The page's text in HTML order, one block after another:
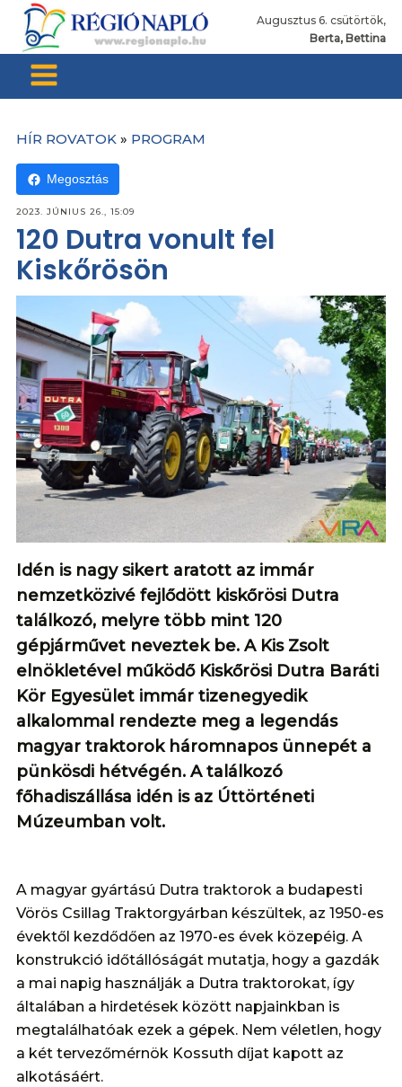
Augusztus 6. csütörtök,
Berta, Bettina
HÍR ROVATOK » PROGRAM
Megosztás
2023. JÚNIUS 26., 15:09
120 Dutra vonult fel
Kiskőrösön
Idén is nagy sikert aratott az immár
nemzetközivé fejlődött kiskőrösi Dutra
találkozó, melyre több mint 120
gépjárművet neveztek be. A Kis Zsolt
elnökletével működő Kiskőrösi Dutra Baráti
Kör Egyesület immár tizenegyedik
alkalommal rendezte meg a legendás
magyar traktorok háromnapos ünnepét a
pünkösdi hétvégén. A találkozó
főhadiszállása idén is az Úttörténeti
Múzeumban volt.
A magyar gyártású Dutra traktorok a budapesti
Vörös Csillag Traktorgyárban készültek, az 1950-es
évektől kezdődően az 1970-es évek közepéig. A
konstrukció időtállóságát mutatja, hogy a gazdák
a mai napig használják a Dutra traktorokat, így
általában a hirdetések között napjainkban is
megtalálhatóak ezek a gépek. Nem véletlen, hogy
a két tervezőmérnök Kossuth díjat kapott az
alkotásáért.